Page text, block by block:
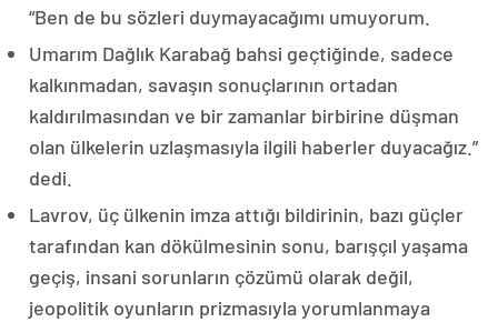
“Ben de bu sözleri duymayacağımı umuyorum.
Umarım Dağlık Karabağ bahsi geçtiğinde, sadece
kalkınmadan, savaşın sonuçlarının ortadan
kaldırılmasından ve bir zamanlar birbirine düşman
olan ülkelerin uzlaşmasıyla ilgili haberler duyacağız.”
dedi.
Lavrov, üç ülkenin imza attığı bildirinin, bazı güçler
tarafından kan dökülmesinin sonu, barışçıl yaşama
geçiş, insani sorunların çözümü olarak değil,
jeopolitik oyunların prizmasıyla yorumlanmaya